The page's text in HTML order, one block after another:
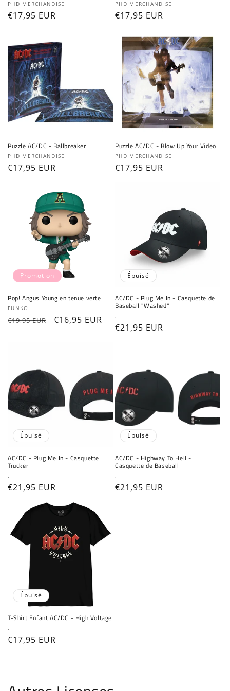
Fournisseur :
PHD MERCHANDISE
Prix
€17,95 EUR
Fournisseur :
PHD MERCHANDISE
Prix
€17,95 EUR
Puzzle AC/DC - Ballbreaker
Fournisseur :
PHD MERCHANDISE
Prix
€17,95 EUR
Puzzle AC/DC - Blow Up Your Video
Fournisseur :
PHD MERCHANDISE
Prix
€17,95 EUR
Promotion
Pop! Angus Young en tenue verte
Fournisseur :
FUNKO
Prix
€19,95 EUR
Prix
€16,95 EUR
Épuisé
AC/DC - Plug Me In - Casquette de
Baseball "Washed"
Fournisseur :
.
Prix
€21,95 EUR
Épuisé
AC/DC - Plug Me In - Casquette
Trucker
Fournisseur :
.
Prix
€21,95 EUR
Épuisé
AC/DC - Highway To Hell -
Casquette de Baseball
Fournisseur :
.
Prix
€21,95 EUR
Épuisé
T-Shirt Enfant AC/DC - High Voltage
Fournisseur :
.
Prix
€17,95 EUR
Connexion requise
des produits à votre liste de souhaits et
afficher vos articles précédemment enregistrés.